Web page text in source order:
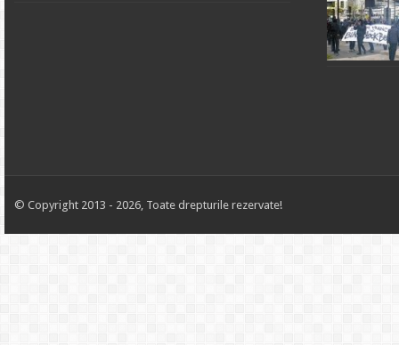
© Copyright 2013 - 2026, Toate drepturile rezervate!